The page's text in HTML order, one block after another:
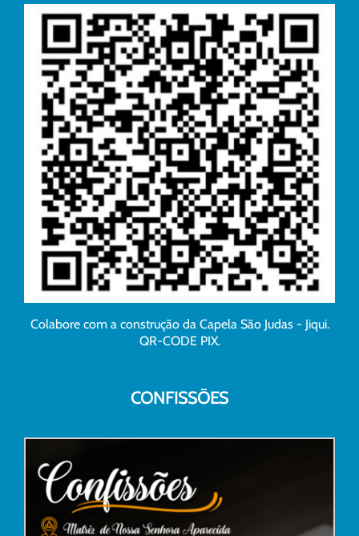
Colabore com a construção da Capela São Judas - Jiqui.
QR-CODE PIX.
CONFISSÕES